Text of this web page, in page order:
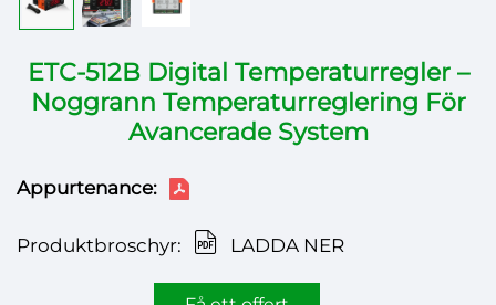
ETC-512B Digital Temperaturregler –
Noggrann Temperaturreglering För
Avancerade System
Appurtenance:
Produktbroschyr: LADDA NER